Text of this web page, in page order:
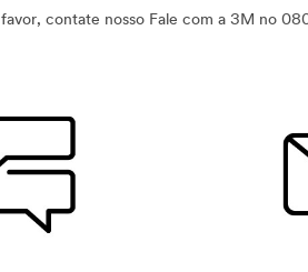
contate nosso Fale com a 3M no